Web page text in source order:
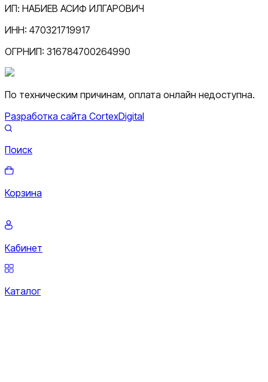
ИП: НАБИЕВ АСИФ ИЛГАРОВИЧ
ИНН: 470321719917
ОГРНИП: 316784700264990
По техническим причинам, оплата онлайн недоступна.
Разработка сайта CortexDigital
Поиск
Корзина
Кабинет
Каталог